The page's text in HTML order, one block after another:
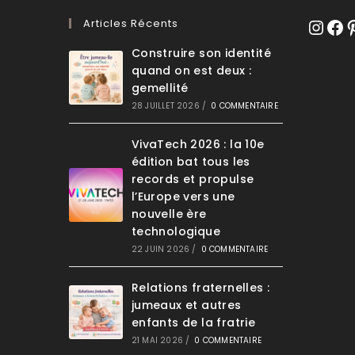
Articles Récents
Construire son identité
quand on est deux :
gemellité
28 JUILLET 2026 / 0 COMMENTAIRE
VivaTech 2026 : la 10e
édition bat tous les
records et propulse
l’Europe vers une
nouvelle ère
technologique
22 JUIN 2026 / 0 COMMENTAIRE
Relations fraternelles :
jumeaux et autres
enfants de la fratrie
21 MAI 2026 / 0 COMMENTAIRE